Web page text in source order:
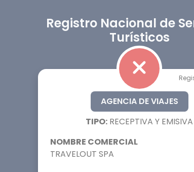
Registro Nacional de
Turísticos
AGENCIA DE VIAJES
TIPO: RECEPTIVA Y EMISIVA
NOMBRE COMERCIAL
TRAVELOUT SPA